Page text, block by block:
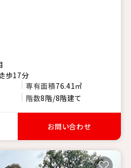
歩17分
専有面積76.41㎡
階数8階/8階建て
お問い合わせ